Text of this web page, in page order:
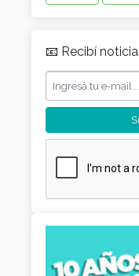
📧 Recibí